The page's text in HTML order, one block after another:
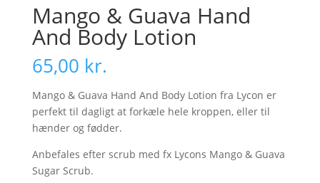
Mango & Guava Hand
And Body Lotion
65,00 kr.
Mango & Guava Hand And Body Lotion fra Lycon er
perfekt til dagligt at forkæle hele kroppen, eller til
hænder og fødder.
Anbefales efter scrub med fx Lycons Mango & Guava
Sugar Scrub.